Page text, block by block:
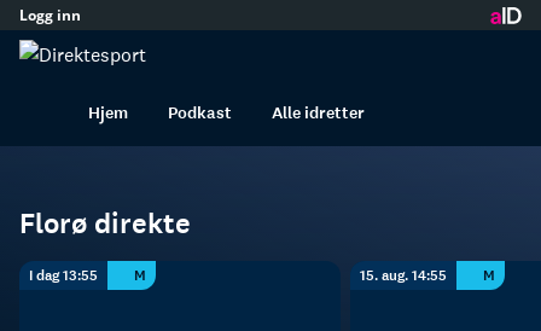
innhold
Logg inn
Hjem Podkast Alle idretter
Florø
Florø direkte
I dag 13:55 M 15. aug. 14:55 M